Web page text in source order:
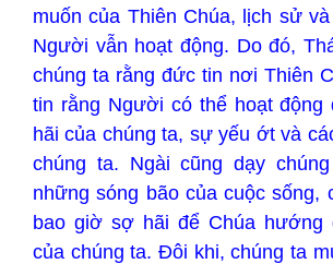
muốn của Thiên Chúa, lịch sử
Người vẫn hoạt động. Do đó,
chúng ta rằng đức tin nơi Thiên
tin rằng Người có thể hoạt động
hãi của chúng ta, sự yếu ớt và
chúng ta. Ngài cũng dạy
những sóng bão của cuộc sống,
bao giờ sợ hãi để Chúa hướng
của chúng ta. Đôi khi, chúng ta